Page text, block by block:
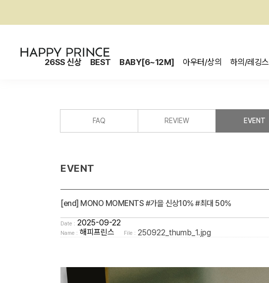
26SS 신상 BEST BABY[6~12M] 아우터/상의 하의/레깅스
FAQ REVIEW EVENT
EVENT
[end] MONO MOMENTS #가을 신상10% #최대 50%
Date : 2025-09-22
Name : 해피프린스 File : 250922_thumb_1.jpg